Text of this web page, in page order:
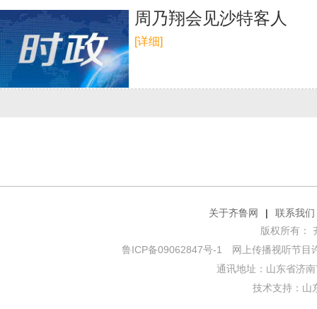
周乃翔会见沙特客人
[详细]
关于齐鲁网 |
联系我们
版权所有：
鲁ICP备09062847号-1
网上传播视听节目
通讯地址：山东省济
技术支持： 山